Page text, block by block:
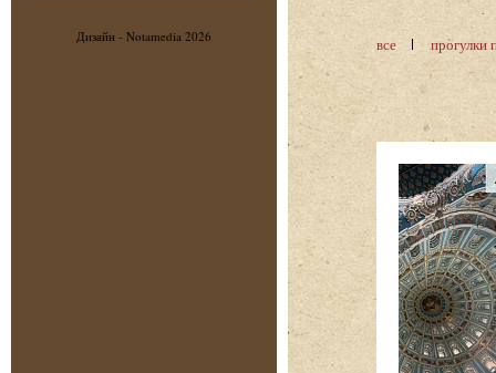
Дизайн - Notamedia 2026 все прогулки